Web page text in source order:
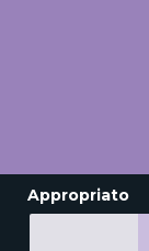
Appropriato